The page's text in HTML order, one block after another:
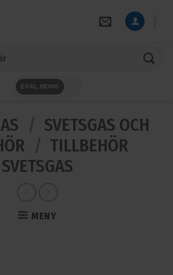
EXKL MOMS
SVETSGAS OCH
TILLBEHÖR
SVETSGAS
MENY